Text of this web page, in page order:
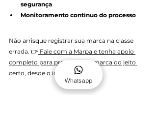
segurança
Monitoramento contínuo do processo
Não arrisque registrar sua marca na classe
errada. 👉 Fale com a Marpa e tenha apoio
completo para proteger sua marca do jeito
certo, desde o início.
Whatsapp